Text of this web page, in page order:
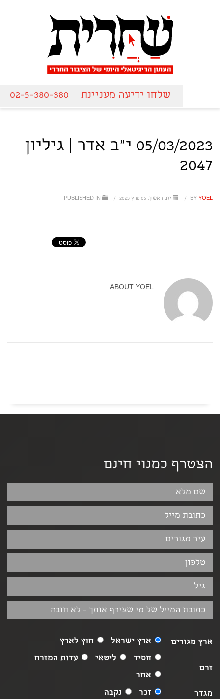
שלחו ידיעה מעניינת 02-5-380-380
05/03/2023 י"ב אדר | גיליון
2047
BY YOEL
/ יום ראשון, 05 מרץ 2023 /
ABOUT YOEL
הצטרף כמנוי חינם
ארץ מגורים ארץ ישראל חוץ לארץ
זרם
חסיד ליטאי
עדות המזרח
אחר
מגדר
זכר נקבה